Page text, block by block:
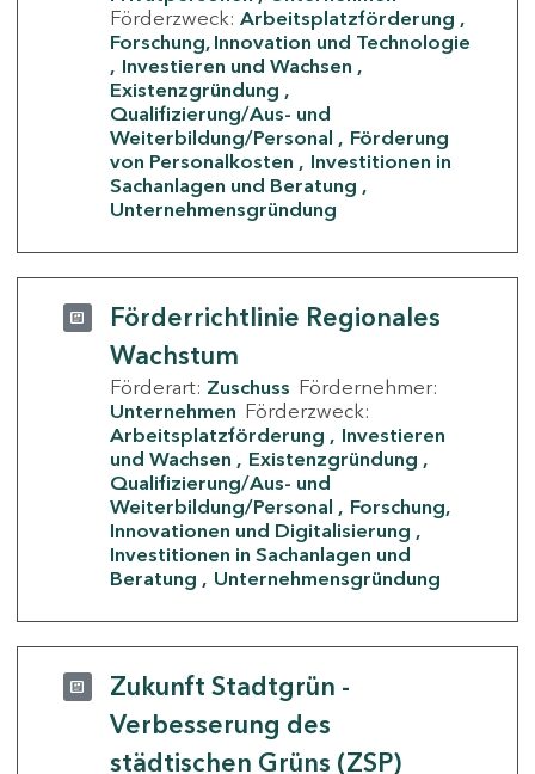
Förderzweck: Arbeitsplatzförderung
Forschung, Innovation und Technologie
Investieren und Wachsen
Existenzgründung
Qualifizierung/Aus- und
Weiterbildung/Personal
Förderung
von Personalkosten
Investitionen in
Sachanlagen und Beratung
Unternehmensgründung
Förderrichtlinie Regionales
Wachstum
Förderart: Zuschuss Fördernehmer:
Unternehmen Förderzweck:
Arbeitsplatzförderung
Investieren
und Wachsen
Existenzgründung
Qualifizierung/Aus- und
Weiterbildung/Personal
Forschung,
Innovationen und Digitalisierung
Investitionen in Sachanlagen und
Beratung
Unternehmensgründung
Zukunft Stadtgrün -
Verbesserung des
städtischen Grüns (ZSP)